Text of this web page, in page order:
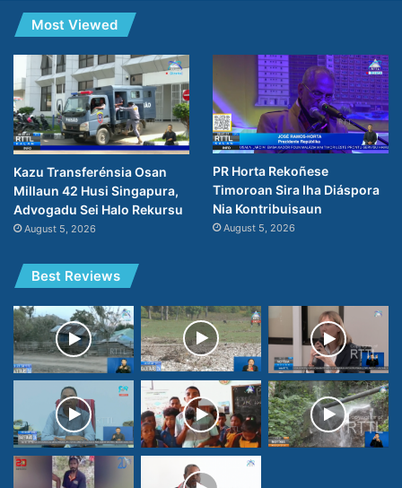
Most Viewed
Kazu Transferénsia Osan
Millaun 42 Husi Singapura,
Advogadu Sei Halo Rekursu
August 5, 2026
PR Horta Rekoñese
Timoroan Sira Iha Diáspora
Nia Kontribuisaun
August 5, 2026
Best Reviews